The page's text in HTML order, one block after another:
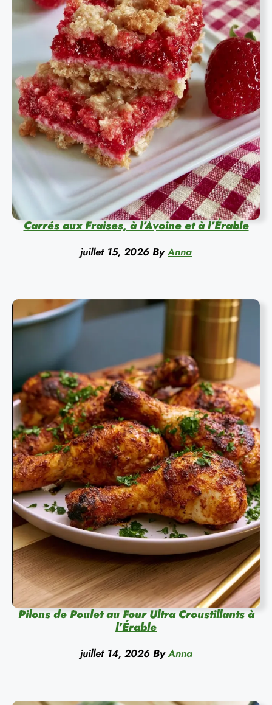
Carrés aux Fraises, à l’Avoine et à l’Érable
juillet 15, 2026 By Anna
Pilons de Poulet au Four Ultra Croustillants à
l’Érable
juillet 14, 2026 By Anna